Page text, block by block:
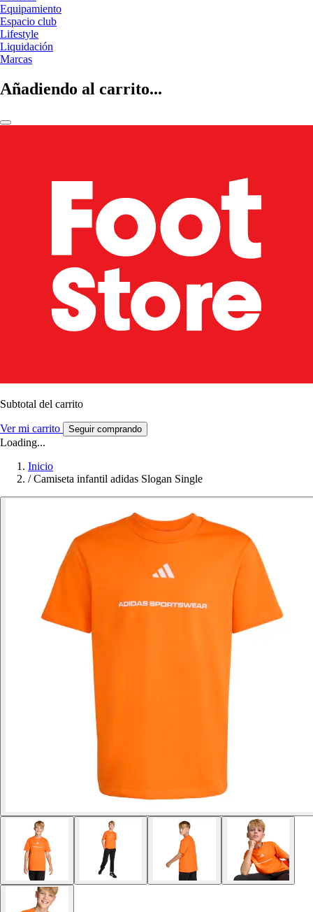
Equipamiento
Espacio club
Lifestyle
Liquidación
Marcas
Añadiendo al carrito...
Subtotal del carrito
Ver mi carrito Seguir comprando
Loading...
Inicio
/ Camiseta infantil adidas Slogan Single